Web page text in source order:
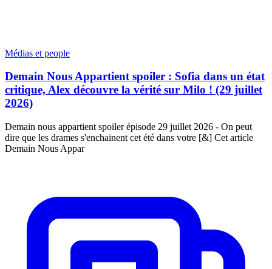
Médias et people
Demain Nous Appartient spoiler : Sofia dans un état
critique, Alex découvre la vérité sur Milo ! (29 juillet
2026)
Demain nous appartient spoiler épisode 29 juillet 2026 - On peut
dire que les drames s'enchainent cet été dans votre [&] Cet article
Demain Nous Appar